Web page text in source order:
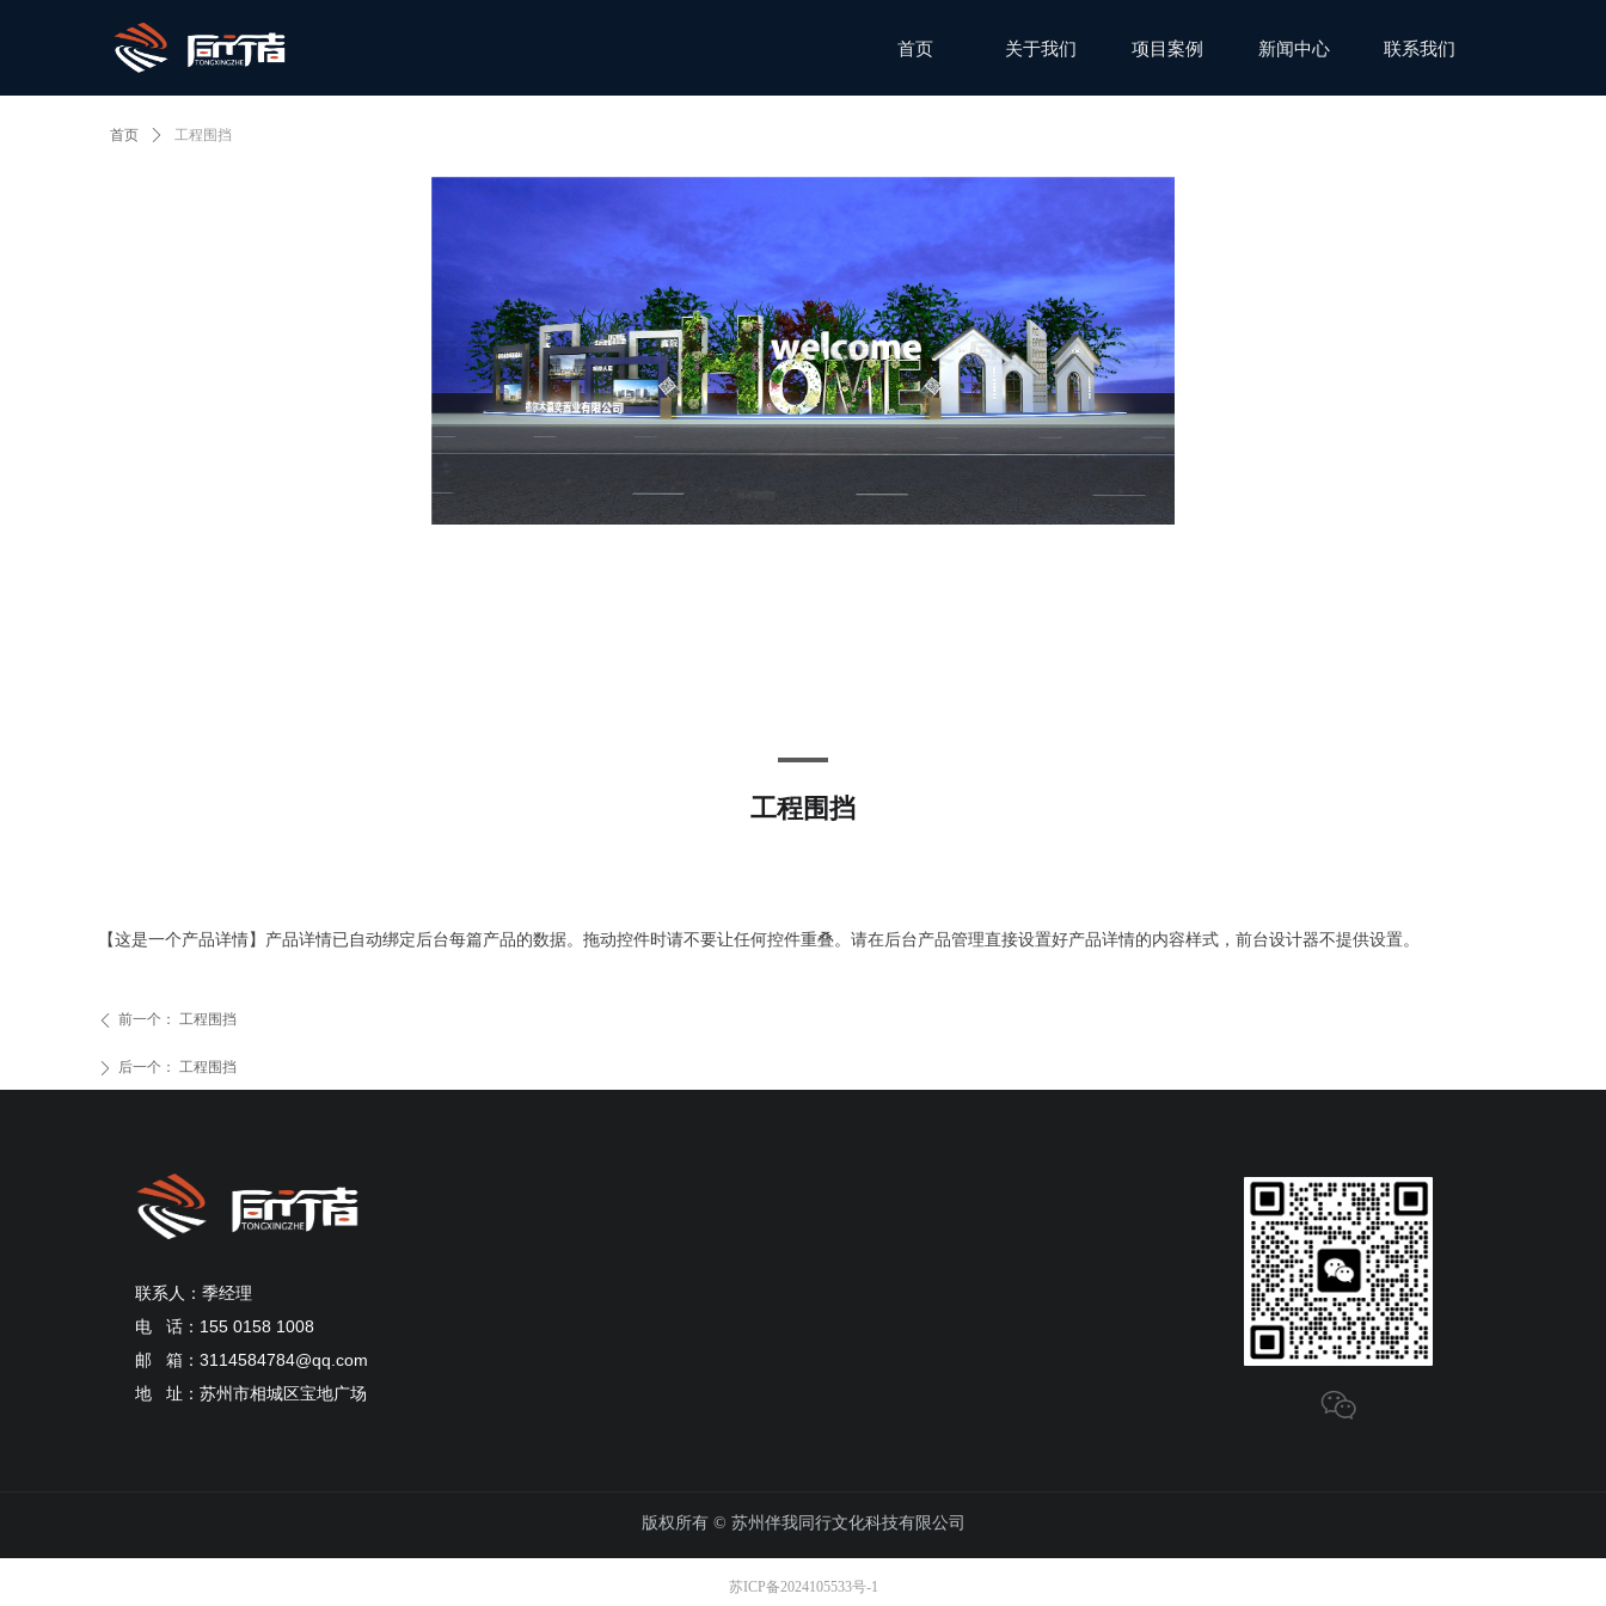
首页 关于我们 项目案例 新闻中心 联系我们
工程围挡
ꄴ 前一个： 工程围挡
ꄲ 后一个： 工程围挡
【这是一个产品详情】产品详情已自动绑定后台每篇产品的数据。拖动控件时请不要让任何控件重叠。请在后台产品管理直接设置好产品详情的内容样式，前台设计器不提供设置。
首页 ꄲ 工程围挡
版权所有 © 苏州伴我同行文化科技有限公司
联系人：季经理
电 话：155 0158 1008
邮 箱：3114584784@qq.com
地 址：苏州市相城区宝地广场
苏ICP备2024105533号-1